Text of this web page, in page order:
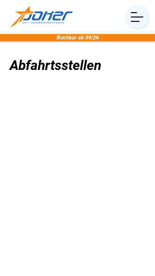
Buchbar ab 09/26
Abfahrtsstellen